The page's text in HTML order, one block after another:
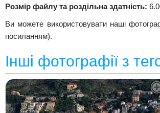
Розмір файлу та роздільна здатність:
Ви можете використовувати наші
посиланням).
Інші фотографії з